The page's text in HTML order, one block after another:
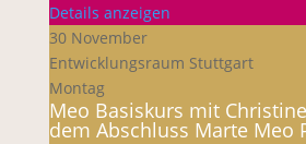
Details anzeigen
30 November
Entwicklungsraum Stuttgart
Montag
Meo Basiskurs mit
dem Abschluss Marte Meo